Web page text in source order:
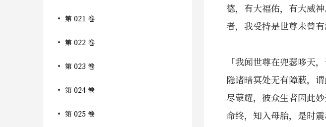
第 021 卷
第 022 卷
第 023 卷
第 024 卷
第 025 卷